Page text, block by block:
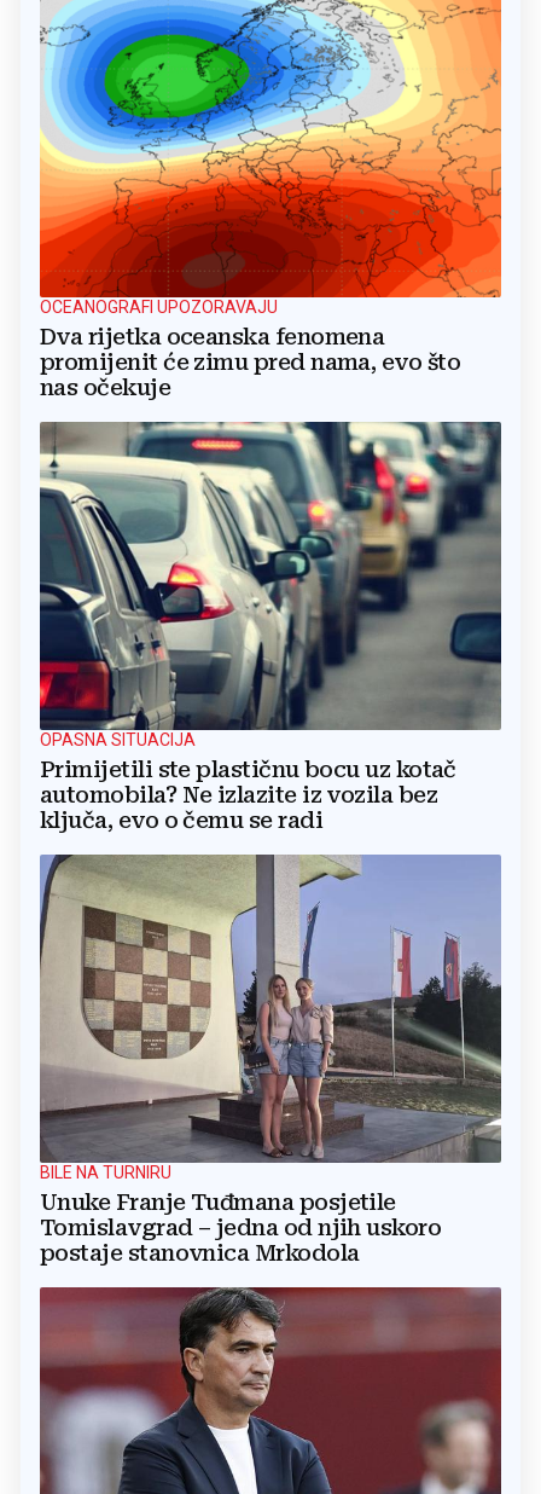
OCEANOGRAFI UPOZORAVAJU
Dva rijetka oceanska fenomena
promijenit će zimu pred nama, evo što
nas očekuje
OPASNA SITUACIJA
Primijetili ste plastičnu bocu uz kotač
automobila? Ne izlazite iz vozila bez
ključa, evo o čemu se radi
BILE NA TURNIRU
Unuke Franje Tuđmana posjetile
Tomislavgrad – jedna od njih uskoro
postaje stanovnica Mrkodola